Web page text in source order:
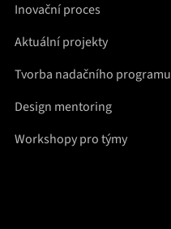
Inovační proces
Aktuální projekty
Tvorba nadačního programu
Design mentoring
Workshopy pro týmy